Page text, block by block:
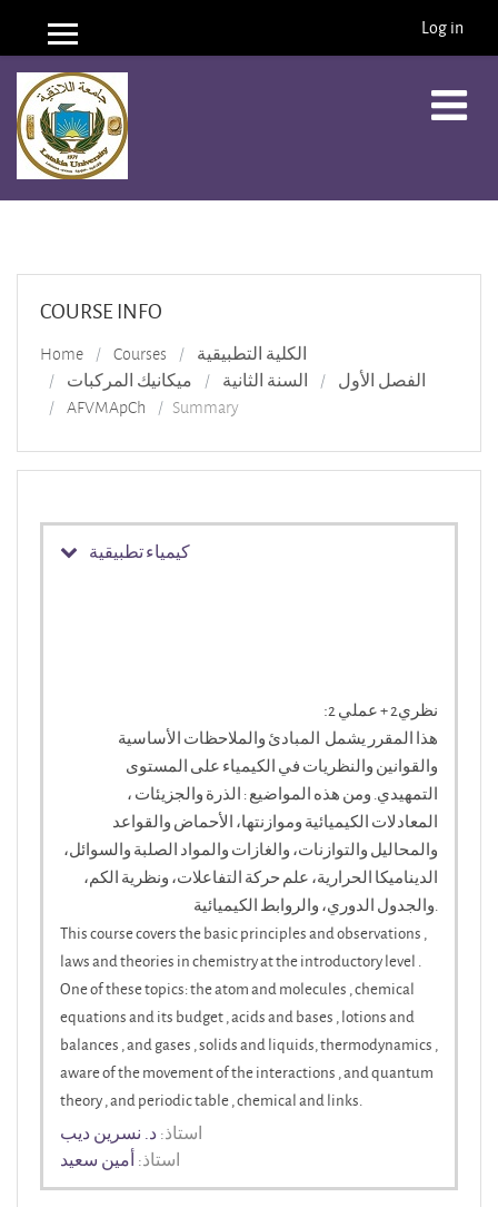
Skip to main content
Side panel Log in
COURSE INFO
Home Courses
الكلية التطبيقية
ميكانيك المركبات
السنة الثانية
الفصل الأول
AFVMApCh
Summary
كيمياء تطبيقية
:
2 نظري2 + عملي
هذا المقرر يشمل المبادئ والملاحظات الأساسية
والقوانين والنظريات في الكيمياء على المستوى
التمهيدي. ومن هذه المواضيع : الذرة والجزيئات ،
المعادلات الكيميائية وموازنتها، الأحماض والقواعد
والمحاليل والتوازنات، والغازات والمواد الصلبة والسوائل،
الديناميكا الحرارية، علم حركة التفاعلات، ونظرية الكم،
والجدول الدوري، والروابط الكيميائية.
This course covers the basic principles and observations ,
laws and theories in chemistry at the introductory level .
One of these topics: the atom and molecules , chemical
equations and its budget , acids and bases , lotions and
balances , and gases , solids and liquids, thermodynamics ,
aware of the movement of the interactions , and quantum
theory , and periodic table , chemical and links.
استاذ: د. نسرين ديب
استاذ: أمين سعيد